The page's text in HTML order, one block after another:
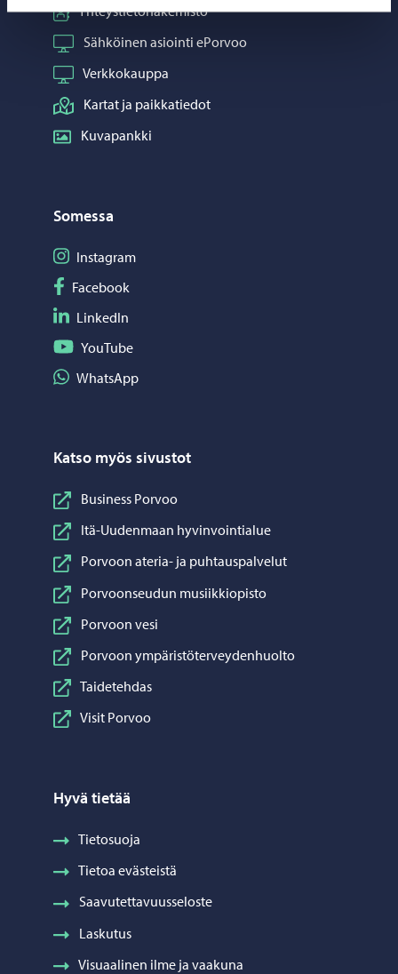
Yhteystietohakemisto
Sähköinen asiointi ePorvoo
Verkkokauppa
Kartat ja paikkatiedot
Kuvapankki
Somessa
Seuraa Instagram
Instagram
Seuraa Facebook
Facebook
Seuraa LinkedIn
LinkedIn
Seuraa YouTube
YouTube
Jaa WhatsApp
WhatsApp
Katso myös sivustot
Business Porvoo
Itä-Uudenmaan hyvinvointialue
Porvoon ateria- ja puhtauspalvelut
Porvoonseudun musiikkiopisto
Porvoon vesi
Porvoon ympäristöterveydenhuolto
Taidetehdas
Visit Porvoo
Hyvä tietää
Tietosuoja
Tietoa evästeistä
Saavutettavuusseloste
Laskutus
Visuaalinen ilme ja vaakuna